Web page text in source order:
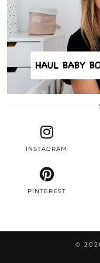
INSTAGRAM
PINTEREST
©